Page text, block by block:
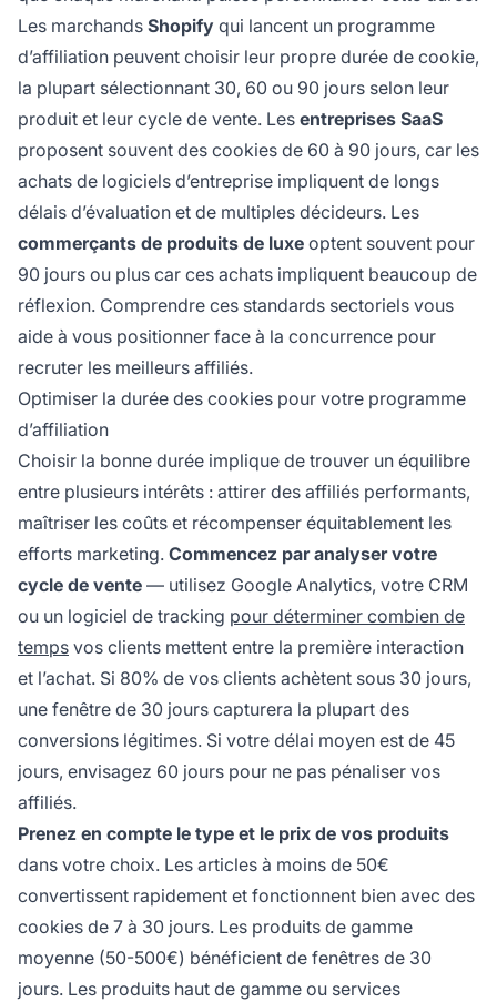
Les marchands Shopify qui lancent un programme
d’affiliation peuvent choisir leur propre durée de cookie,
la plupart sélectionnant 30, 60 ou 90 jours selon leur
produit et leur cycle de vente. Les entreprises SaaS
proposent souvent des cookies de 60 à 90 jours, car les
achats de logiciels d’entreprise impliquent de longs
délais d’évaluation et de multiples décideurs. Les
commerçants de produits de luxe optent souvent pour
90 jours ou plus car ces achats impliquent beaucoup de
réflexion. Comprendre ces standards sectoriels vous
aide à vous positionner face à la concurrence pour
recruter les meilleurs affiliés.
Optimiser la durée des cookies pour votre programme
d’affiliation
Choisir la bonne durée implique de trouver un équilibre
entre plusieurs intérêts : attirer des affiliés performants,
maîtriser les coûts et récompenser équitablement les
efforts marketing. Commencez par analyser votre
cycle de vente — utilisez Google Analytics, votre CRM
ou un logiciel de tracking pour déterminer combien de
temps vos clients mettent entre la première interaction
et l’achat. Si 80% de vos clients achètent sous 30 jours,
une fenêtre de 30 jours capturera la plupart des
conversions légitimes. Si votre délai moyen est de 45
jours, envisagez 60 jours pour ne pas pénaliser vos
affiliés.
Prenez en compte le type et le prix de vos produits
dans votre choix. Les articles à moins de 50€
convertissent rapidement et fonctionnent bien avec des
cookies de 7 à 30 jours. Les produits de gamme
moyenne (50-500€) bénéficient de fenêtres de 30
jours. Les produits haut de gamme ou services